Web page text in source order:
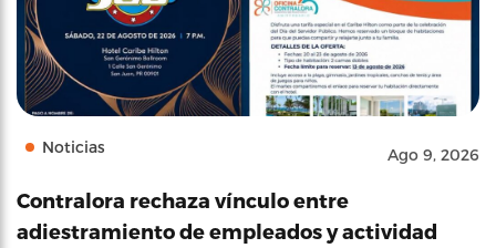
Noticias Ago 9, 2026
Contralora rechaza vínculo entre
adiestramiento de empleados y actividad